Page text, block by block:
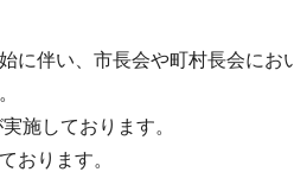
に伴い、市長会や町村長会にお
施しております。
おります。